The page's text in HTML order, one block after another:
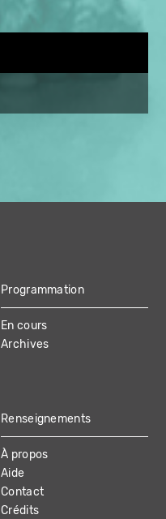
Programmation
En cours
Archives
Renseignements
À propos
Aide
Contact
Crédits